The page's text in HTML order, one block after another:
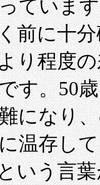
ていま
前に十
り程度
す。50
になり
温存し
いう言